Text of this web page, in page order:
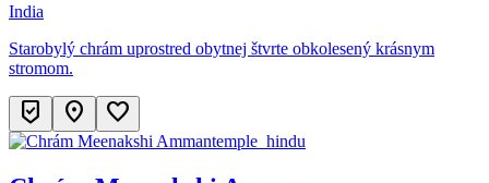
India
Starobylý chrám uprostred obytnej štvrte obkolesený krásnym
stromom.
beenhere location_on favorite
temple_hindu